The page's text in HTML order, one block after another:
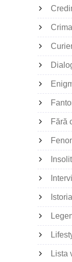
Crima
Fără
Insolit
Lista